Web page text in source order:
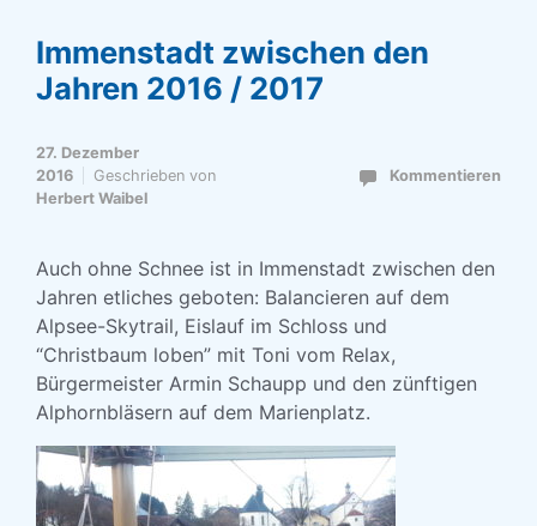
Immenstadt zwischen den
Jahren 2016 / 2017
27. Dezember
2016
Geschrieben von
Herbert Waibel
Kommentieren
Auch ohne Schnee ist in Immenstadt zwischen den
Jahren etliches geboten: Balancieren auf dem
Alpsee-Skytrail, Eislauf im Schloss und
“Christbaum loben” mit Toni vom Relax,
Bürgermeister Armin Schaupp und den zünftigen
Alphornbläsern auf dem Marienplatz.